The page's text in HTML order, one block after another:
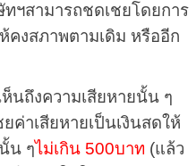
ฯสามารถชดเชยโดยการ
คงสภาพตามเดิม หรืออีก
นถึงความเสียหายนั้น ๆ
ค่าเสียหายเป็นเงินสดให้
น ๆไม่เกิน 500บาท (แล้ว